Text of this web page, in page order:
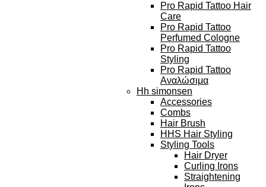
Pro Rapid Tattoo Hair
Care
Pro Rapid Tattoo
Perfumed Cologne
Pro Rapid Tattoo
Styling
Pro Rapid Tattoo
Αναλώσιμα
Hh simonsen
Accessories
Combs
Hair Brush
HHS Hair Styling
Styling Tools
Hair Dryer
Curling Irons
Straightening